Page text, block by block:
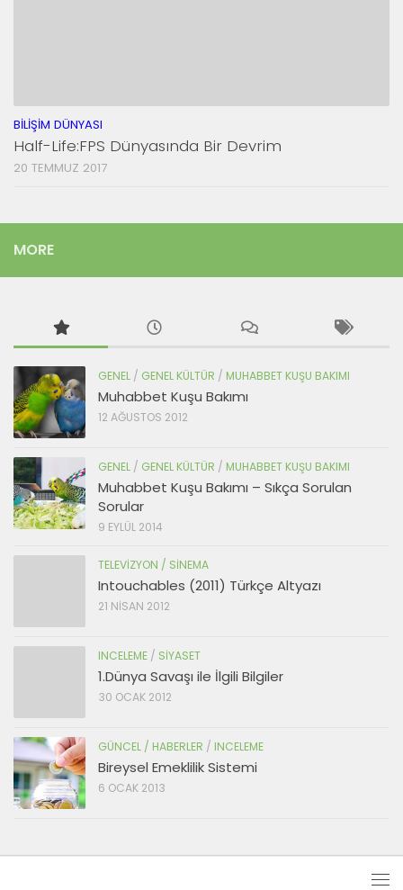
BILIŞIM DÜNYASI
Half-Life:FPS Dünyasında Bir Devrim
20 TEMMUZ 2017
MORE
GENEL / GENEL KÜLTÜR / MUHABBET KUŞU BAKIMI
Muhabbet Kuşu Bakımı
12 AĞUSTOS 2012
GENEL / GENEL KÜLTÜR / MUHABBET KUŞU BAKIMI
Muhabbet Kuşu Bakımı – Sıkça Sorulan
Sorular
9 EYLÜL 2014
TELEVIZYON / SINEMA
Intouchables (2011) Türkçe Altyazı
21 NISAN 2012
INCELEME / SIYASET
1.Dünya Savaşı ile İlgili Bilgiler
30 OCAK 2012
GÜNCEL / HABERLER / INCELEME
Bireysel Emeklilik Sistemi
6 OCAK 2013